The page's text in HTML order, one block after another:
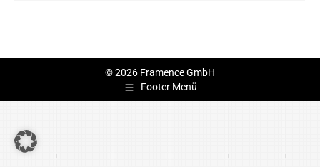
© 2026 Framence GmbH
Footer Menü